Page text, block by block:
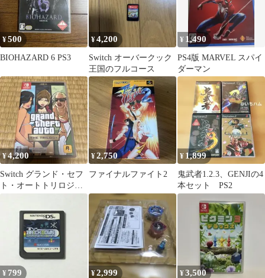
¥500
BIOHAZARD 6 PS3
¥4,200
Switch オーバークック
王国のフルコース
¥ 1,490
PS4版 MARVEL スパイ
ダーマン
¥4,200
Switch グランド・セフ
ト・オートトリロジー
決定版
¥2,750
ファイナルファイト2
¥ 1,899
鬼武者1.2.3、GENJIの4
本セット PS2
¥ 799 ¥2,999 ¥3,500